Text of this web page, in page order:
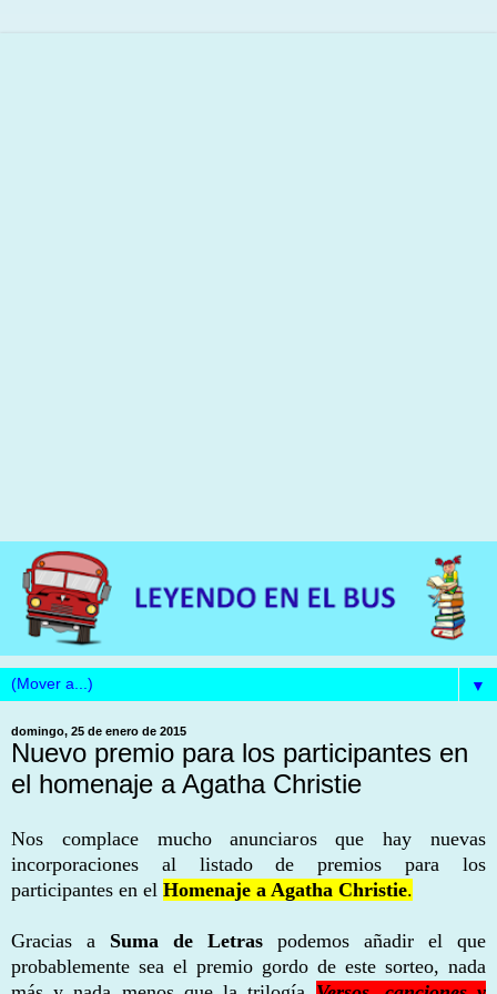
▼
domingo, 25 de enero de 2015
Nuevo premio para los participantes en
el homenaje a Agatha Christie
Nos complace mucho anunciaros que hay nuevas
incorporaciones al listado de premios para los
participantes en el Homenaje a Agatha Christie.
Gracias a Suma de Letras podemos añadir el que
probablemente sea el premio gordo de este sorteo, nada